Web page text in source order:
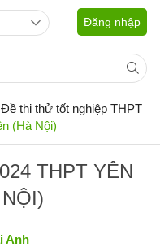
Đăng nhập
Đề thi thử tốt nghiệp THPT
(Hà Nội)
THPT YÊN
Anh